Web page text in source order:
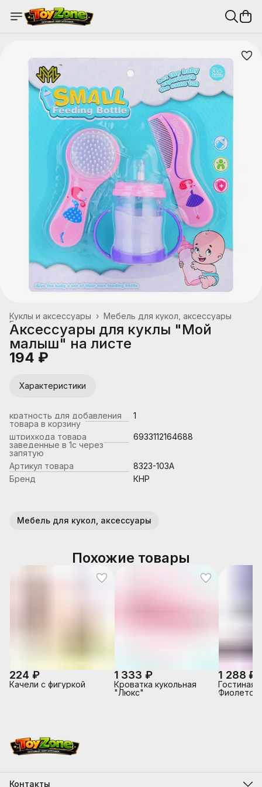
Мебель для кукол, аксессуары
Куклы и аксессуары ›
Главная
Аксессуары для куклы "Мой
малыш" на листе
194 ₽
Характеристики
кратность для добавления
товара в корзину
1
штрихкода товара
заведенные в 1с через
запятую
6933112164688
Артикул товара
8323-103A
Бренд
КНР
Мебель для кукол, аксессуары
Похожие товары
224 ₽
Качели с фигуркой
1 333 ₽
Кроватка кукольная
"Люкс"
1 288 ₽
Гостиная
Контакты